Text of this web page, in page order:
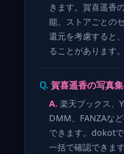
きます。賀喜遥香
能。ストアごとの
還元を考慮すると
ることがあります。
賀喜遥香の写真
楽天ブックス、
DMM、FANZAな
できます。dokot
一括で確認できます